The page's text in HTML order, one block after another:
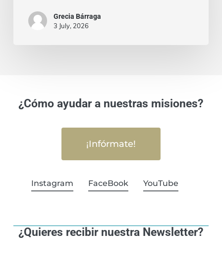
Grecia Bárraga
3 July, 2026
¿Cómo ayudar a nuestras misiones?
¡Infórmate!
Instagram FaceBook YouTube
¿Quieres recibir nuestra Newsletter?